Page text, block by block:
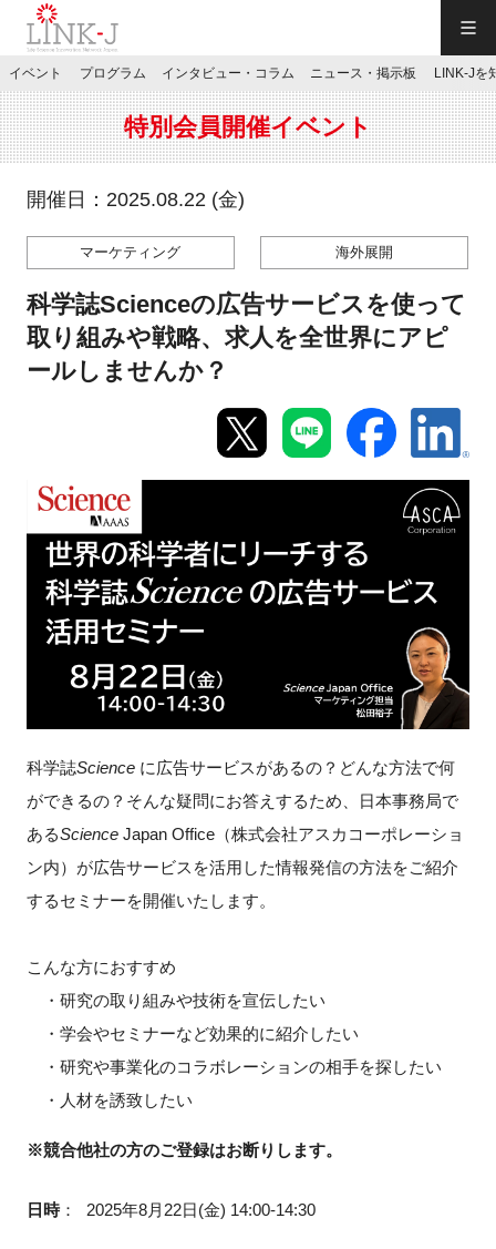
JP／EN
特別会員専用メニュー
施設ご予約
新規登録
イベント
インタビュー・コラム
ニュース・掲示板
LINK-Jを知る
特別会員
イベントお知らせメール登録
イベント プログラム インタビュー・コラム ニュース・掲示板 LINK-Jを
特別会員開催イベント
開催日：2025.08.22 (金)
マーケティング 海外展開
科学誌Scienceの広告サービスを使って
取り組みや戦略、求人を全世界にアピ
ールしませんか？
科学誌Science に広告サービスがあるの？どんな方法で何
ができるの？そんな疑問にお答えするため、日本事務局で
あるScienceJapan Office（株式会社アスカコーポレーショ
ン内）が広告サービスを活用した情報発信の方法をご紹介
するセミナーを開催いたします。
こんな方におすすめ
・研究の取り組みや技術を宣伝したい
・学会やセミナーなど効果的に紹介したい
・研究や事業化のコラボレーションの相手を探したい
・人材を誘致したい
※競合他社の方のご登録はお断りします。
日時： 2025年8月22日(金) 14:00-14:30